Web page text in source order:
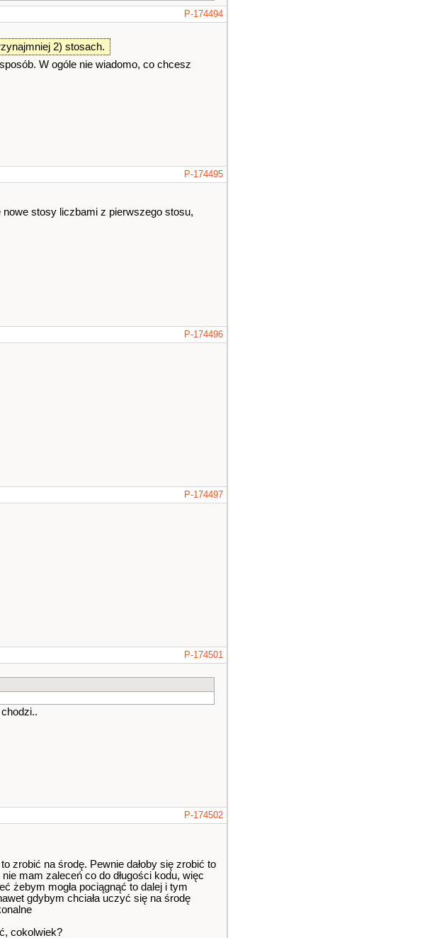
P-174494
2) stosach.
W ogóle nie wiadomo, co chcesz
P-174495
nowe stosy liczbami z pierwszego stosu,
P-174496
P-174497
P-174501
P-174502
zrobić na środę. Pewnie dałoby się zrobić to
mam zaleceń co do długości kodu, więc
żebym mogła pociągnąć to dalej i tym
gdybym chciała uczyć się na środę
cokolwiek?